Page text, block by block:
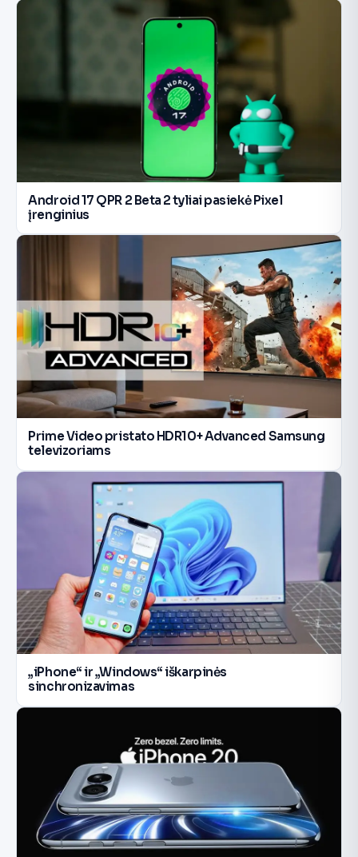
Android 17 QPR 2 Beta 2 tyliai pasiekė Pixel
įrenginius
Prime Video pristato HDR10+ Advanced Samsung
televizoriams
„iPhone“ ir „Windows“ iškarpinės
sinchronizavimas